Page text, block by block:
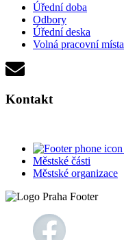
Úřední doba
Odbory
Úřední deska
Volná pracovní místa
Kontakt
Městské části
Městské organizace